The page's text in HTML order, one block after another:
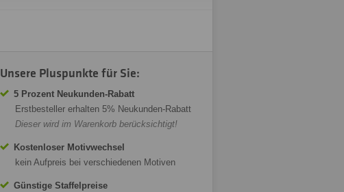
Unsere Pluspunkte für Sie:
5 Prozent Neukunden-Rabatt
Erstbesteller erhalten 5% Neukunden-Rabatt
Dieser wird im Warenkorb berücksichtigt!
Kostenloser Motivwechsel
kein Aufpreis bei verschiedenen Motiven
Günstige Staffelpreise